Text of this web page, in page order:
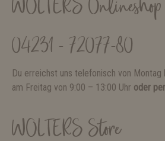
WOLTERS Onlineshop
04231 - 72077-80
Du erreichst uns telefonisch von
am Freitag von 9:00 – 13:00 Uhr oder
WOLTERS Store